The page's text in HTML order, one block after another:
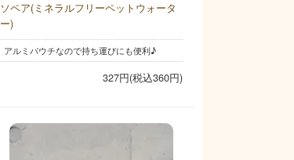
ソペア(ミネラルフリーペットウォータ
ー)
アルミパウチなので持ち運びにも便利♪
327円(税込360円)